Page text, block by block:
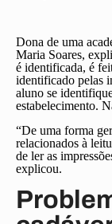
Dona de uma
Maria Soares,
é identificada, é
identificado pelas
aluno se
estabelecimento.
“De uma forma
relacionados à
de ler as
explicou.